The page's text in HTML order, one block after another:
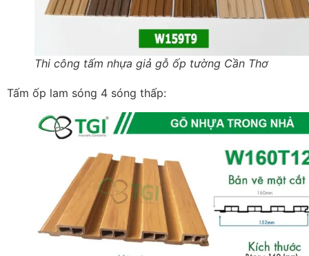
Thi công tấm nhựa giả gỗ ốp tường Cần Thơ
Tấm ốp lam sóng 4 sóng thấp: